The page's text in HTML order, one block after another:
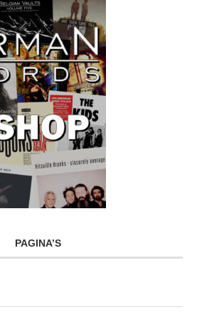
PAGINA’S